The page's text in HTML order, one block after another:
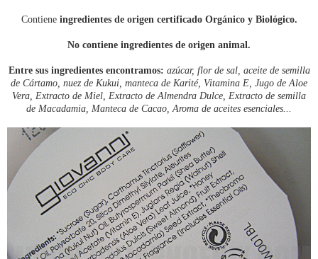
Contiene ingredientes de origen certificado Orgánico y Biológico.
No contiene ingredientes de origen animal.
Entre sus ingredientes encontramos: azúcar, flor de sal, aceite de semilla
de Cártamo, nuez de Kukui, manteca de Karité, Vitamina E, Jugo de Aloe
Vera, Extracto de Miel, Extracto de Almendra Dulce, Extracto de semilla
de Macadamia, Manteca de Cacao, Aroma de aceites esenciales...